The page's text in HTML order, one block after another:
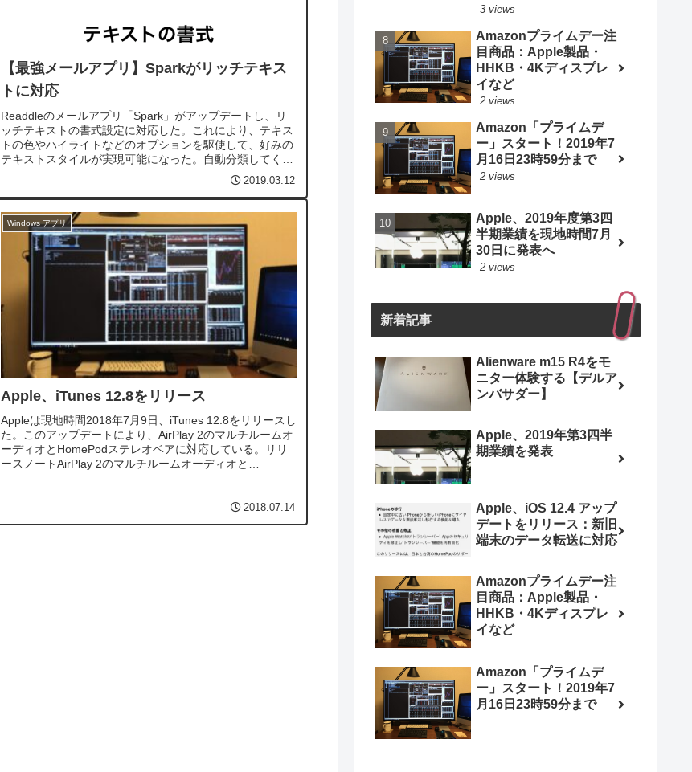
【最強メールアプリ】Sparkがリッチテキス
トに対応
Readdleのメールアプリ「Spark」がアップデートし、リ
ッチテキストの書式設定に対応した。これにより、テキス
トの色やハイライトなどのオプションを駆使して、好みの
テキストスタイルが実現可能になった。自動分類してくれ
るスマートな受信トレイSparkはメールマガジンなどで散
2019.03.12
Windows アプリ
Apple、iTunes 12.8をリリース
Appleは現地時間2018年7月9日、iTunes 12.8をリリースし
た。このアップデートにより、AirPlay 2のマルチルームオ
ーディオとHomePodステレオベアに対応している。リリ
ースノートAirPlay 2のマルチルームオーディオと
2018.07.14
3 views
Amazonプライムデー注
目商品：Apple製品・
HHKB・4Kディスプレ
イなど
2 views
Amazon「プライムデ
ー」スタート！2019年7
月16日23時59分まで
2 views
Apple、2019年度第3四
半期業績を現地時間7月
30日に発表へ
2 views
新着記事
Alienware m15 R4をモ
ニター体験する【デルア
ンバサダー】
Apple、2019年第3四半
期業績を発表
Apple、iOS 12.4 アップ
デートをリリース：新旧
端末のデータ転送に対応
Amazonプライムデー注
目商品：Apple製品・
HHKB・4Kディスプレ
イなど
Amazon「プライムデ
ー」スタート！2019年7
月16日23時59分まで